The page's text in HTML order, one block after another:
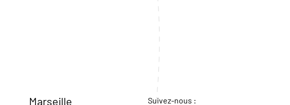
Marseille Suivez-nous :